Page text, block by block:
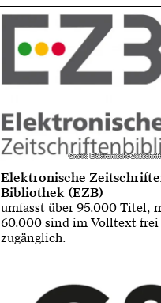
Grafik: Elektronische
Grafik: Elektronische
Elektronische
Bibliothek (EZB)
umfasst über 95.000 Titel,
60.000 sind im Volltext frei
zugänglich.